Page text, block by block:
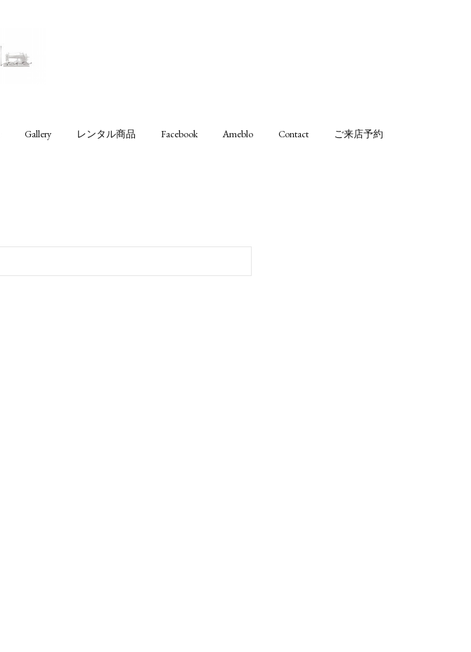
Gallery レンタル商品 Facebook Ameblo Contact ご来店予約